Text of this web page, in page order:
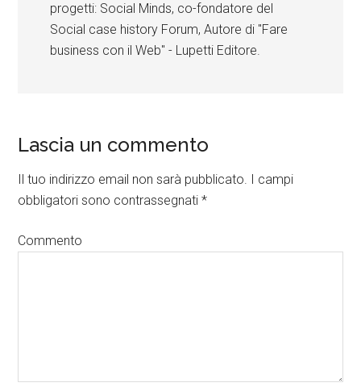
progetti: Social Minds, co-fondatore del
Social case history Forum, Autore di "Fare
business con il Web" - Lupetti Editore.
Lascia un commento
Il tuo indirizzo email non sarà pubblicato. I campi
obbligatori sono contrassegnati*
Commento